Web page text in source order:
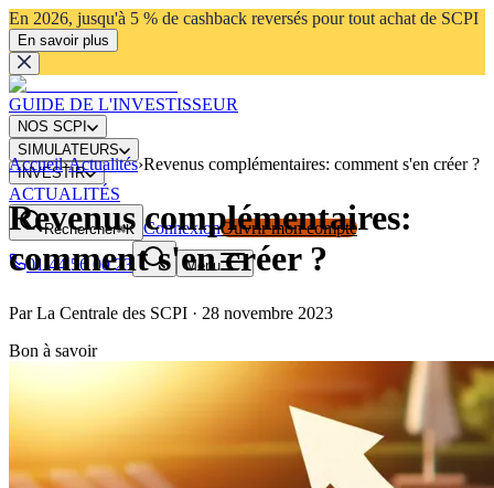
En 2026, jusqu'à 5 % de cashback reversés pour tout achat de SCPI
En savoir plus
GUIDE DE L'INVESTISSEUR
NOS SCPI
SIMULATEURS
INVESTIR
ACTUALITÉS
Rechercher⌘K ConnexionOuvrir mon compte
01 44 56 00 23
Menu
Accueil›Actualités›Revenus complémentaires: comment s'en créer ?
Revenus complémentaires:
comment s'en créer ?
Par La Centrale des SCPI · 28 novembre 2023
Bon à savoir